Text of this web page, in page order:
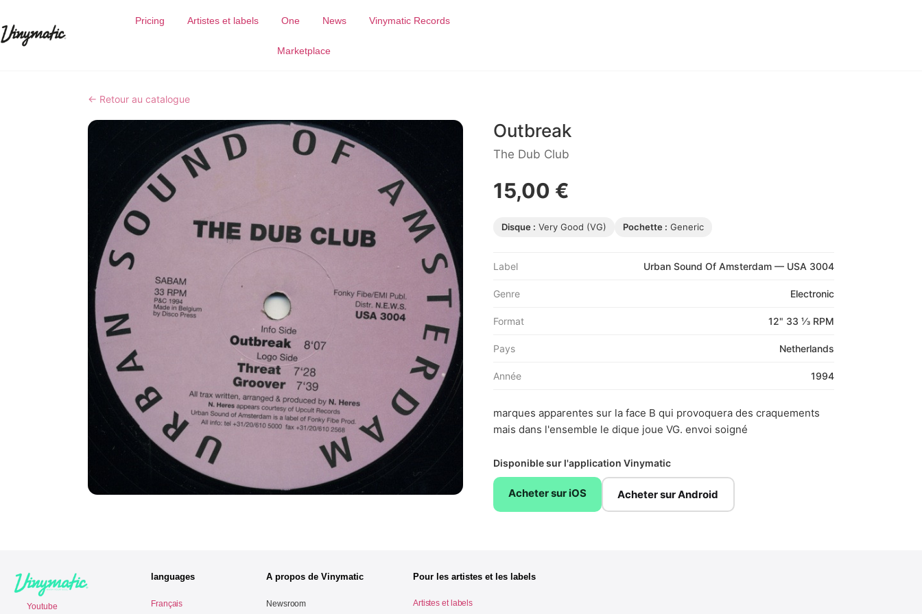
Pricing Artistes et labels One News Vinymatic Records
Marketplace
← Retour au catalogue
Outbreak
The Dub Club
15,00 €
Disque : Very Good (VG) Pochette : Generic
Label Urban Sound Of Amsterdam — USA 3004
Genre Electronic
Format 12" 33 ⅓ RPM
Pays Netherlands
Année 1994
marques apparentes sur la face B qui provoquera des craquements
mais dans l'ensemble le dique joue VG. envoi soigné
Disponible sur l'application Vinymatic
Acheter sur iOS Acheter sur Android
Youtube
languages
Français
A propos de Vinymatic
Newsroom
Pour les artistes et les labels
Artistes et labels